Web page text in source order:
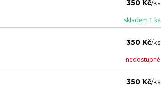
350 Kč/ks
skladem 1 ks
350 Kč/ks
nedostupné
350 Kč/ks